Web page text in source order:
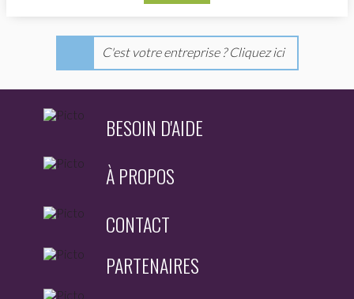
C'est votre entreprise ? Cliquez ici
BESOIN D'AIDE
À PROPOS
CONTACT
PARTENAIRES